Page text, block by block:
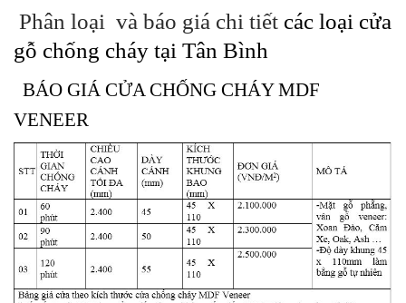
Phân loại và báo giá chi tiết các loại cửa
gỗ chống cháy tại Tân Bình
BÁO GIÁ CỬA CHỐNG CHÁY MDF
VENEER